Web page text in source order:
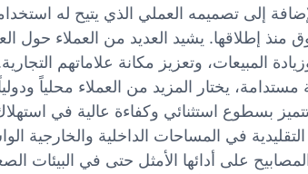
منذ إطلاقها. يشيد العديد من العملاء حول
المبيعات، وتعزيز مكانة علاماتهم
التقليدية في المساحات الداخلية والخارجية
على أدائها الأمثل حتى في البيئات